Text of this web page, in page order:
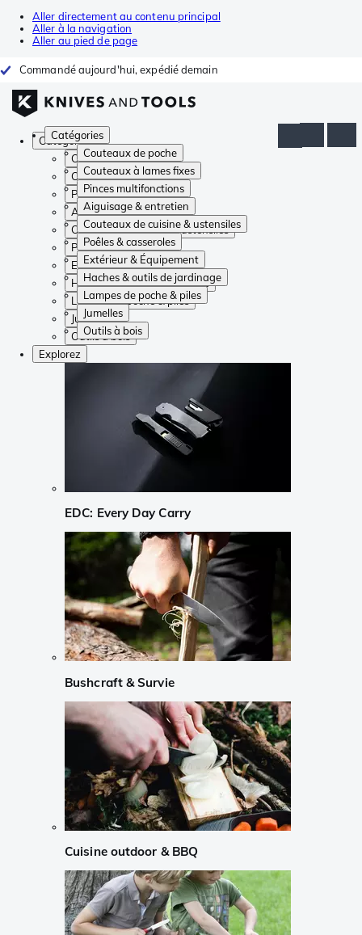
Aller directement au contenu principal
Aller à la navigation
Aller au pied de page
Commandé aujourd'hui, expédié demain
Catégories
Couteaux de poche
Couteaux à lames fixes
Pinces multifonctions
Aiguisage & entretien
Couteaux de cuisine & ustensiles
Poêles & casseroles
Extérieur & Équipement
Haches & outils de jardinage
Lampes de poche & piles
Jumelles
Outils à bois
Catégories
Couteaux de poche
Couteaux à lames fixes
Pinces multifonctions
Aiguisage & entretien
Couteaux de cuisine & ustensiles
Poêles & casseroles
Extérieur & Équipement
Haches & outils de jardinage
Lampes de poche & piles
Jumelles
Outils à bois
Explorez
EDC: Every Day Carry
Bushcraft & Survie
Cuisine outdoor & BBQ